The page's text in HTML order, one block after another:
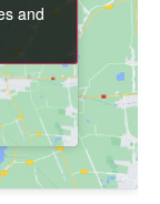
and
and